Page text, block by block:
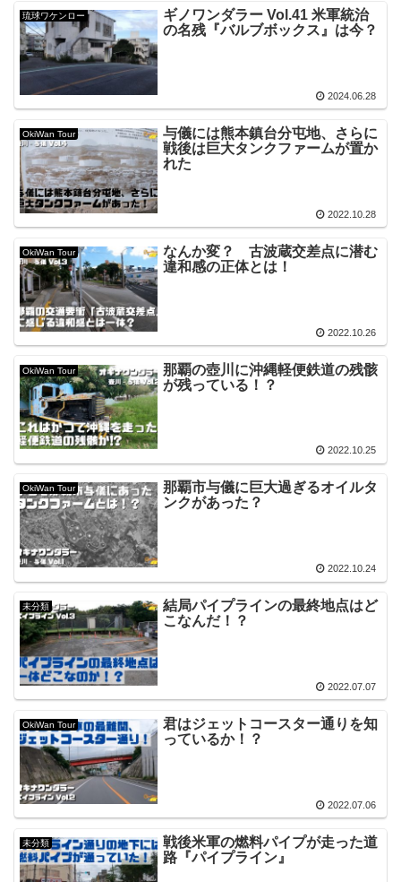
琉球ワケンロー
ギノワンダラー Vol.41 米軍統治
の名残『バルブボックス』は今？
2024.06.28
OkiWan Tour
与儀には熊本鎮台分屯地、さらに
戦後は巨大タンクファームが置か
れた
2022.10.28
OkiWan Tour
なんか変？ 古波蔵交差点に潜む
違和感の正体とは！
2022.10.26
OkiWan Tour
那覇の壺川に沖縄軽便鉄道の残骸
が残っている！？
2022.10.25
OkiWan Tour
那覇市与儀に巨大過ぎるオイルタ
ンクがあった？
2022.10.24
未分類
結局パイプラインの最終地点はど
こなんだ！？
2022.07.07
OkiWan Tour
君はジェットコースター通りを知
っているか！？
2022.07.06
未分類
戦後米軍の燃料パイプが走った道
路『パイプライン』